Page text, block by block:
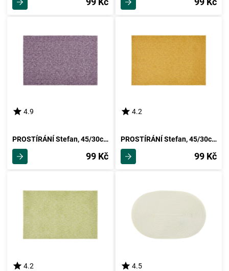
4.9
PROSTÍRÁNÍ Stefan, 45/30cm, Šeříková
99 Kč
4.2
PROSTÍRÁNÍ Stefan, 45/30cm, Žlutá
99 Kč
4.2 4.5